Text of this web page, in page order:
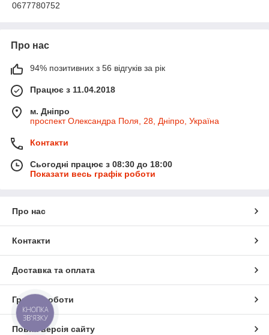
0677780752
Про нас
94% позитивних з 56 відгуків за рік
Працює з 11.04.2018
м. Дніпро
проспект Олександра Поля, 28, Дніпро, Україна
Контакти
Сьогодні працює з 08:30 до 18:00
Показати весь графік роботи
Про нас
Контакти
Доставка та оплата
Графік роботи
Повна версія сайту
КНОПКА
ЗВ'ЯЗКУ